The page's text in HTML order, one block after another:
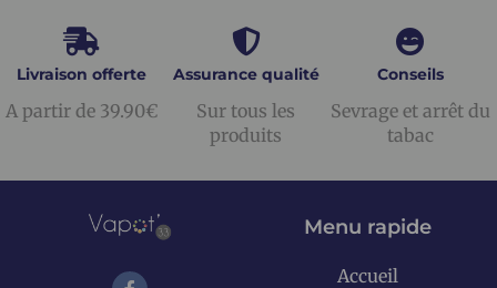
Livraison offerte
A partir de 39.90€
Assurance qualité
Sur tous les
produits
Conseils
Sevrage et arrêt du
tabac
Menu rapide
Accueil